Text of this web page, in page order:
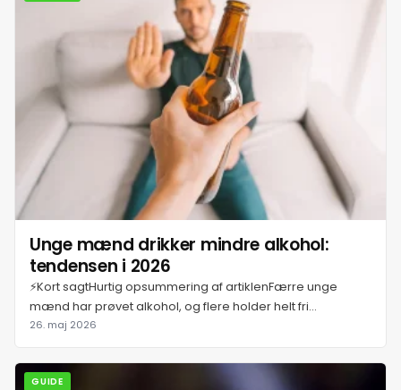
Unge mænd drikker mindre alkohol:
tendensen i 2026
⚡Kort sagtHurtig opsummering af artiklenFærre unge
mænd har prøvet alkohol, og flere holder helt fri...
26. maj 2026
GUIDE